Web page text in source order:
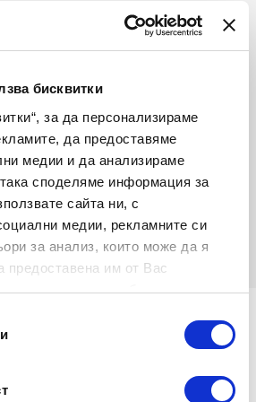
бисквитки
за да персонализираме
да предоставяме
медии и да анализираме
споделяме информация за
сайта ни, с
медии, рекламните си
за анализ, които може да я
предоставена им от Вас
която са събрали от
+
ДОБАВИ В КОЛИЧКА